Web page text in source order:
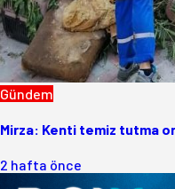
Gündem
Mirza: Kenti temiz tutma
2 hafta önce